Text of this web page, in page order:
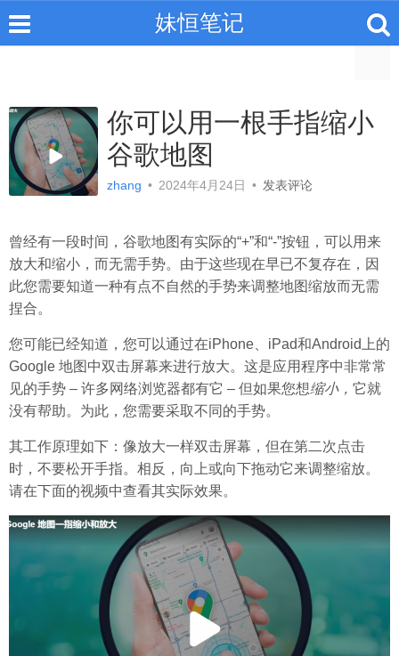
妹恒笔记
你可以用一根手指缩小
谷歌地图
zhang • 2024年4月24日 • 发表评论
曾经有一段时间，谷歌地图有实际的“+”和“-”按钮，可以用来
放大和缩小，而无需手势。由于这些现在早已不复存在，因
此您需要知道一种有点不自然的手势来调整地图缩放而无需
捏合。
您可能已经知道，您可以通过在iPhone、iPad和Android上的
Google 地图中双击屏幕来进行放大。这是应用程序中非常常
见的手势 – 许多网络浏览器都有它 – 但如果您想缩小， 它就
没有帮助。为此，您需要采取不同的手势。
其工作原理如下：像放大一样双击屏幕，但在第二次点击
时，不要松开手指。相反，向上或向下拖动它来调整缩放。
请在下面的视频中查看其实际效果。